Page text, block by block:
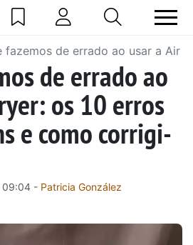
fazemos de errado ao usar a Air
de errado ao
os 10 erros
e como corrigi-
09:04 - Patricia González